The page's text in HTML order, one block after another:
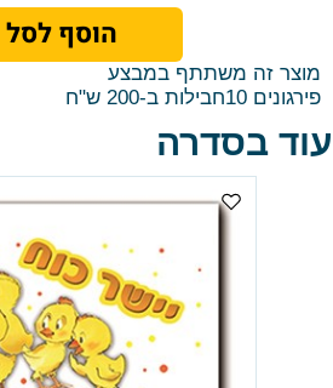
הוסף לסל
מוצר זה משתתף במבצע
פירגונים 10חבילות ב-200 ש"ח
עוד בסדרה